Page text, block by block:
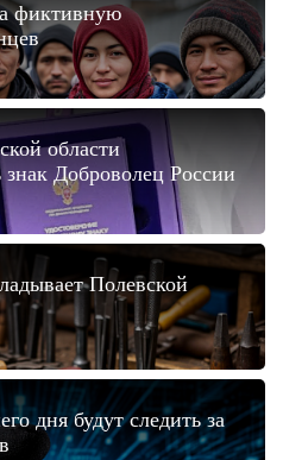
фиктивную
области
Доброволец России
Полевской
дня будут следить за